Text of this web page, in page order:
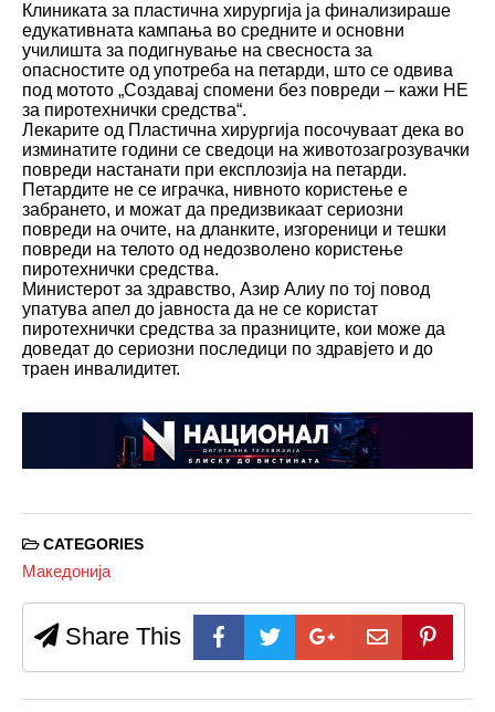
Клиниката за пластична хирургија ја финализираше
едукативната кампања во средните и основни
училишта за подигнување на свесноста за
опасностите од употреба на петарди, што се одвива
под мотото „Создавај спомени без повреди – кажи НЕ
за пиротехнички средства“.
Лекарите од Пластична хирургија посочуваат дека во
изминатите години се сведоци на животозагрозувачки
повреди настанати при експлозија на петарди.
Петардите не се играчка, нивното користење е
забрането, и можат да предизвикаат сериозни
повреди на очите, на дланките, изгореници и тешки
повреди на телото од недозволено користење
пиротехнички средства.
Министерот за здравство, Азир Алиу по тој повод
упатува апел до јавноста да не се користат
пиротехнички средства за празниците, кои може да
доведат до сериозни последици по здравјето и до
траен инвалидитет.
CATEGORIES
Македонија
Share This